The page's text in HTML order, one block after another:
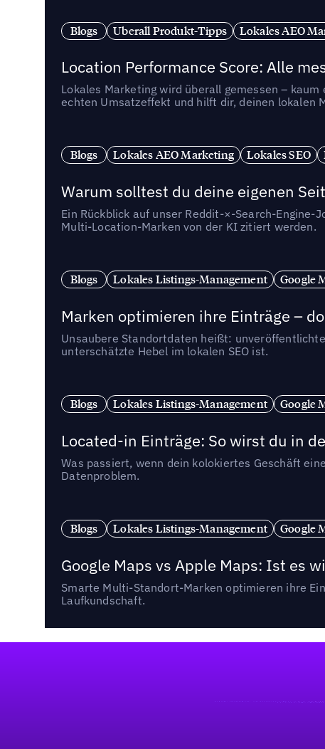
Blogs Uberall Produkt-Tipps Lokales AEO
Location Performance Score: Alle
Lokales Marketing wird überall gemessen –
echten Umsatzeffekt und hilft dir, deinen lokalen
Blogs Lokales AEO Marketing Lokales SEO
Warum solltest du deine eigenen
Ein Rückblick auf unser Reddit-×-Search-
Multi-Location-Marken von der KI zitiert werden.
Blogs Lokales Listings-Management Google
Marken optimieren ihre Einträge –
Unsaubere Standortdaten heißt:
unterschätzte Hebel im lokalen SEO ist.
Blogs Lokales Listings-Management Google
Located-in Einträge: So wirst du in
Was passiert, wenn dein kolokiertes Geschäft
Datenproblem.
Blogs Lokales Listings-Management Google
Google Maps vs Apple Maps: Ist es
Smarte Multi-Standort-Marken optimieren ihre
Laufkundschaft.